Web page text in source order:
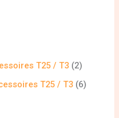
T25 / T3 2
T25 / T3 6